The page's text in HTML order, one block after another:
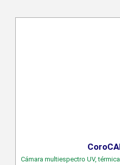
Cámara multiespectro UV,